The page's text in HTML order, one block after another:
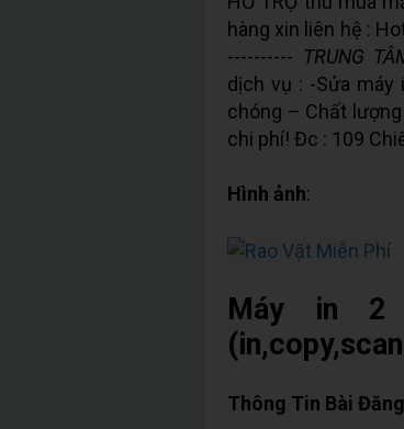
hàng xin liên hệ :
---------- TRUNG
dịch vụ : -Sửa
chóng – Chất
chi phí! Đc : 109
Hình ảnh:
Máy in 2
Thông Tin Bài Đăng